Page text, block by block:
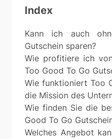
Index
Kann ich auch
Gutschein sparen?
Wie profitiere ich
Too Good To Go
Wie funktioniert Too
die Mission des
Wie finden Sie die
Good To Go
Welches Angebot